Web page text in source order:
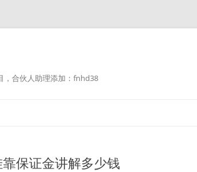
，合伙人助理添加：fnhd38
保证金讲解多少钱